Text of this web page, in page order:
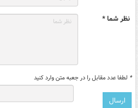
نظر شما *
* لطفا عدد مقابل را در جعبه متن وارد کنید